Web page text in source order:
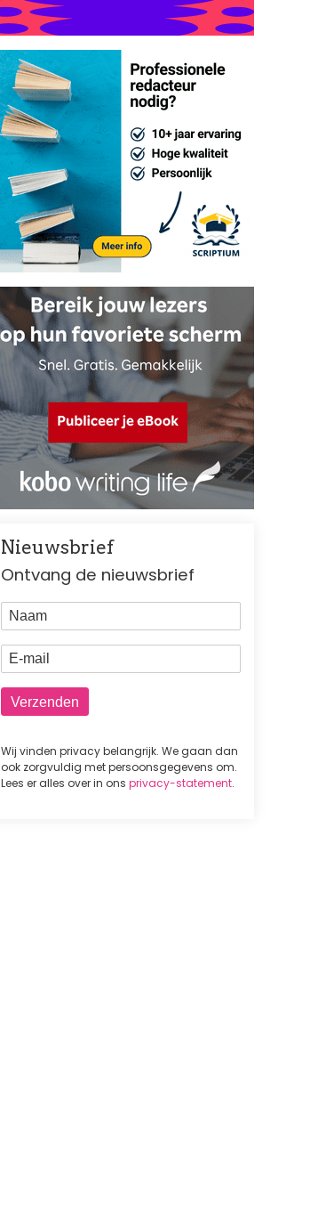
Nieuwsbrief
Ontvang de nieuwsbrief
Naam
E-mail
Wij vinden privacy belangrijk. We gaan dan
ook zorgvuldig met persoonsgegevens om.
Lees er alles over in ons privacy-statement.